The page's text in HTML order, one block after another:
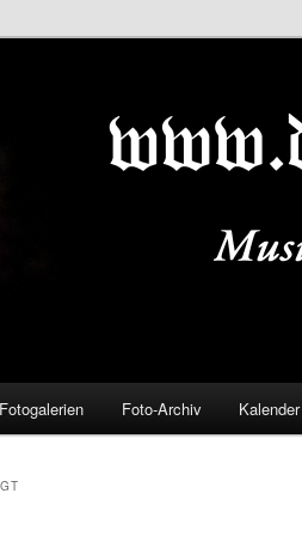
Fotogalerien Foto-Archiv Kalender